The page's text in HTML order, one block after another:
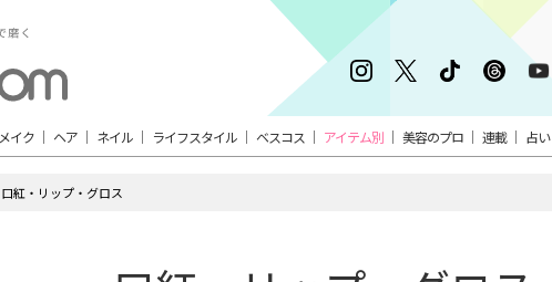
メイク ヘア ネイル ライフスタイル ベスコス アイテム別 美容のプロ 連載 占い
口紅・リップ・グロス